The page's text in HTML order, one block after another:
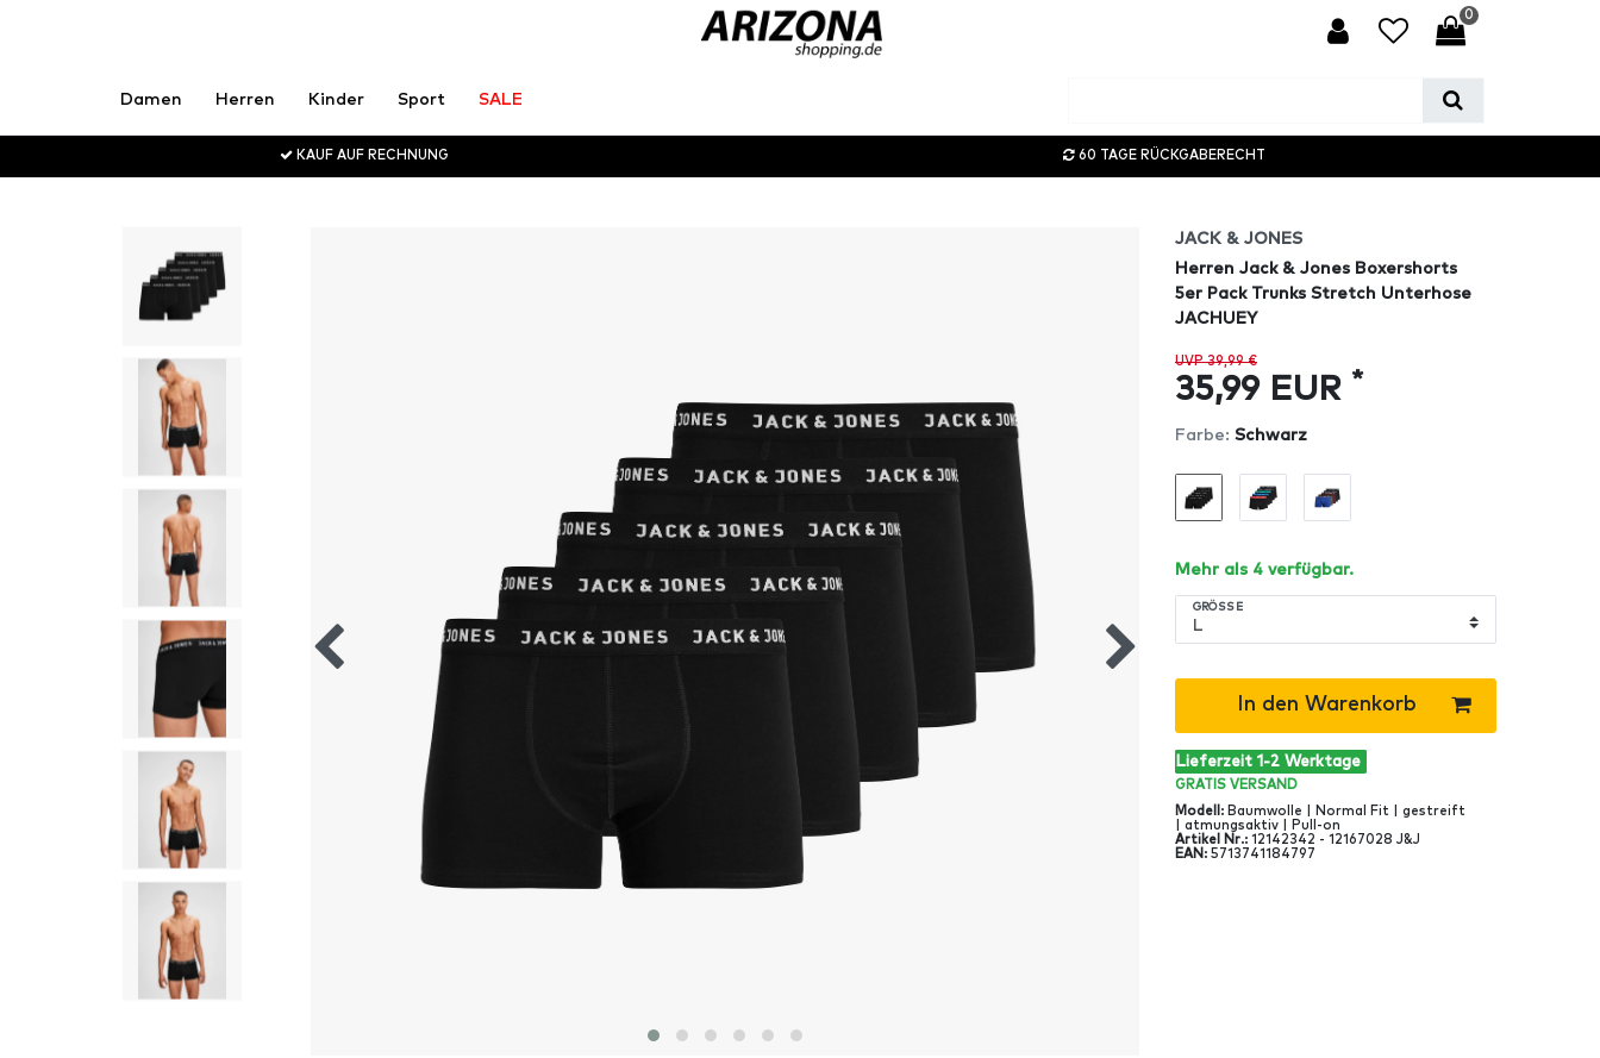
0
Damen Herren Kinder Sport SALE
KAUF AUF RECHNUNG 60 TAGE RÜCKGABERECHT
JACK & JONES
Herren Jack & Jones Boxershorts
5er Pack Trunks Stretch Unterhose
JACHUEY
UVP 39,99 €
35,99 EUR *
Farbe: Schwarz
Mehr als 4 verfügbar.
GRÖSSE
In den Warenkorb
Lieferzeit 1-2 Werktage
GRATIS VERSAND
Modell : Baumwolle | Normal Fit | gestreift
| atmungsaktiv | Pull-on
Artikel Nr.: 12142342 - 12167028 J&J
EAN : 5713741184797